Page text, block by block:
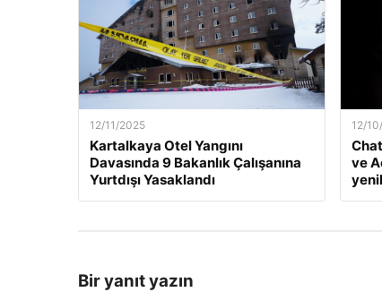
12/11/2025
Kartalkaya Otel Yangını
Davasında 9 Bakanlık Çalışanına
Yurtdışı Yasaklandı
12/
ve
Bir yanıt yazın